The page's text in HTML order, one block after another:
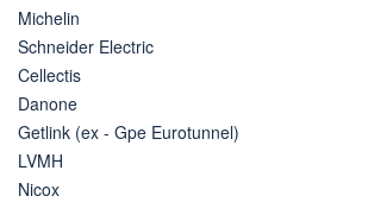
Michelin
Schneider Electric
Cellectis
Danone
Getlink (ex - Gpe Eurotunnel)
LVMH
Nicox